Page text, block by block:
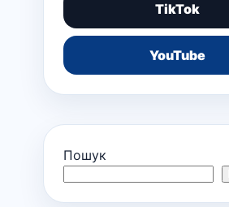
TikTok
YouTube
Пошук